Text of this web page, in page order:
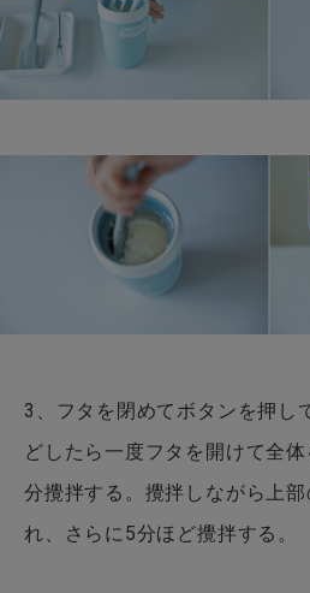
3、フタを閉めてボタンを押し
どしたら一度フタを開けて全
分攪拌する。攪拌しながら上
れ、さらに5分ほど攪拌する。